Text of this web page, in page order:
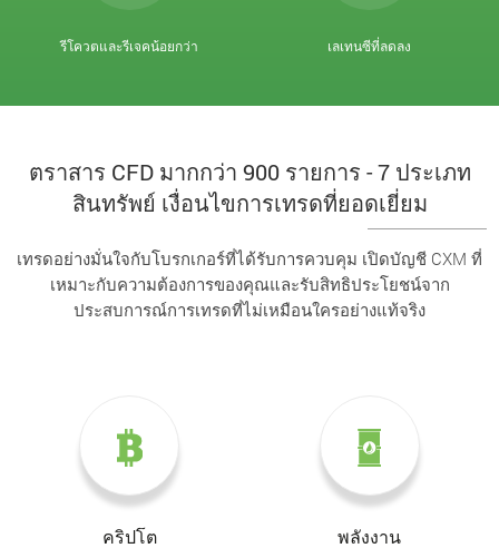
รีโควตและรีเจคน้อยกว่า เลเทนซีที่ลดลง
ตราสาร CFD มากกว่า 900 รายการ - 7 ประเภท
สินทรัพย์ เงื่อนไขการเทรดที่ยอดเยี่ยม
เทรดอย่างมั่นใจกับโบรกเกอร์ที่ได้รับการควบคุม เปิดบัญชี CXM ที่
เหมาะกับความต้องการของคุณและรับสิทธิประโยชน์จาก
ประสบการณ์การเทรดที่ไม่เหมือนใครอย่างแท้จริง
คริปโต พลังงาน